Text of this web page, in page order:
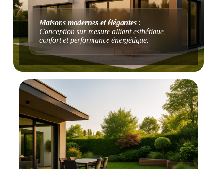
Maisons modernes et élégantes :
Conception sur mesure alliant esthétique,
confort et performance énergétique.